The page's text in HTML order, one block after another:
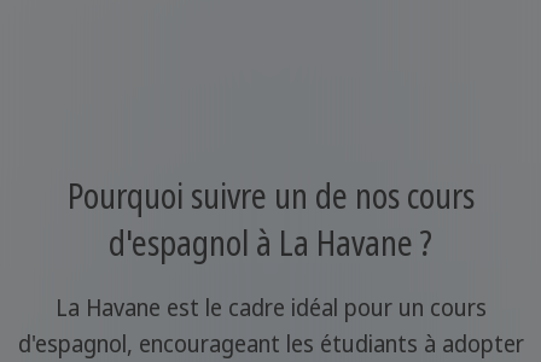
Pourquoi suivre un de nos cours
d'espagnol à La Havane ?
La Havane est le cadre idéal pour un cours
d'espagnol, encourageant les étudiants à adopter